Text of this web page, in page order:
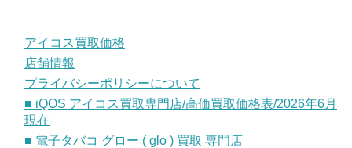
アイコス買取価格
店舗情報
プライバシーポリシーについて
■ iQOS アイコス買取専門店/高価買取価格表/2026年6月
現在
■ 電子タバコ グロー ( glo ) 買取 専門店